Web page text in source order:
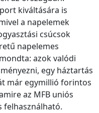
kiváltására is
a napelemek
csúcsok
napelemes
azok valódi
egy háztartás
már egymillió forintos
az MFB uniós
felhasználható.